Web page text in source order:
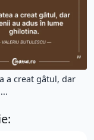
a creat gâtul, dar